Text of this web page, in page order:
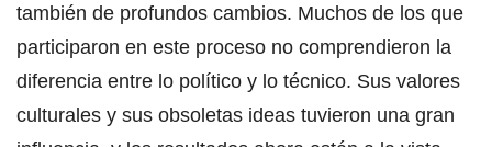
también de profundos cambios. Muchos de los que
participaron en este proceso no comprendieron la
diferencia entre lo político y lo técnico. Sus valores
culturales y sus obsoletas ideas tuvieron una gran